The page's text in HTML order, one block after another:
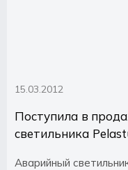
15.03.2012
Поступила в
светильника
Аварийный